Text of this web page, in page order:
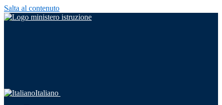
Salta al contenuto
Italiano